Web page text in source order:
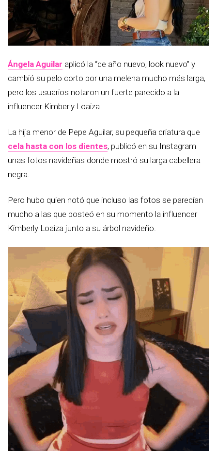
Ángela Aguilar aplicó la “de año nuevo, look nuevo” y
cambió su pelo corto por una melena mucho más larga,
pero los usuarios notaron un fuerte parecido a la
influencer Kimberly Loaiza.
La hija menor de Pepe Aguilar, su pequeña criatura que
cela hasta con los dientes, publicó en su Instagram
unas fotos navideñas donde mostró su larga cabellera
negra.
Pero hubo quien notó que incluso las fotos se parecían
mucho a las que posteó en su momento la influencer
Kimberly Loaiza junto a su árbol navideño.